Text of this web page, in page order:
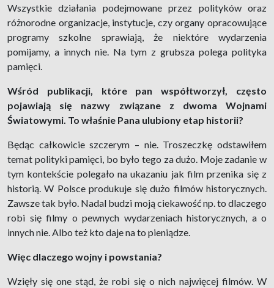
Wszystkie działania podejmowane przez polityków oraz
różnorodne organizacje, instytucje, czy organy opracowujące
programy szkolne sprawiają, że niektóre wydarzenia
pomijamy, a innych nie. Na tym z grubsza polega polityka
pamięci.
Wśród publikacji, które pan współtworzył, często
pojawiają się nazwy związane z dwoma Wojnami
Światowymi. To właśnie Pana ulubiony etap historii?
Będąc całkowicie szczerym – nie. Troszeczkę odstawiłem
temat polityki pamięci, bo było tego za dużo. Moje zadanie w
tym kontekście polegało na ukazaniu jak film przenika się z
historią. W Polsce produkuje się dużo filmów historycznych.
Zawsze tak było. Nadal budzi moją ciekawość np. to dlaczego
robi się filmy o pewnych wydarzeniach historycznych, a o
innych nie. Albo też kto daje na to pieniądze.
Więc dlaczego wojny i powstania?
Wzięły się one stąd, że robi się o nich najwięcej filmów. W